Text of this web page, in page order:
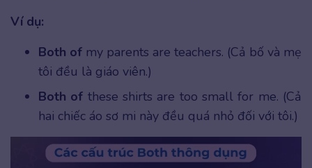
Ví dụ:
Both of my parents are teachers. (Cả bố và mẹ
tôi đều là giáo viên.)
Both of these shirts are too small for me. (Cả
hai chiếc áo sơ mi này đều quá nhỏ đối với tôi.)